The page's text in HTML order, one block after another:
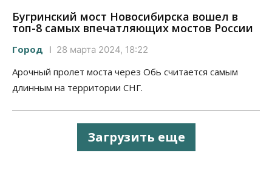
Бугринский мост Новосибирска вошел в
топ-8 самых впечатляющих мостов России
Город 28 марта 2024, 18:22
Арочный пролет моста через Обь считается самым
длинным на территории СНГ.
Загрузить еще